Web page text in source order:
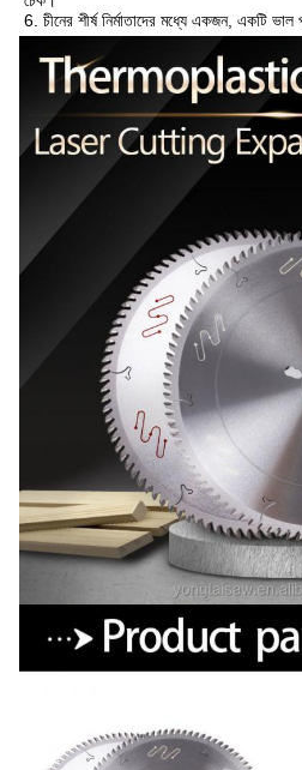
6. চীনের শীর্ষ নির্মাতাদের মধ্যে একজন, একটি